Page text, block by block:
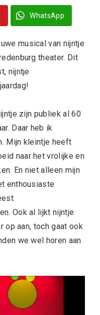
WhatsApp
musical van nijntje
theater. Dit
nijntje
zijn publiek al 60
Daar heb ik
Mijn kleintje heeft
naar het vrolijke en
En niet alleen mijn
enthousiaste
Ook al lijkt nijntje
op aan, toch gaat ook
we wel horen aan